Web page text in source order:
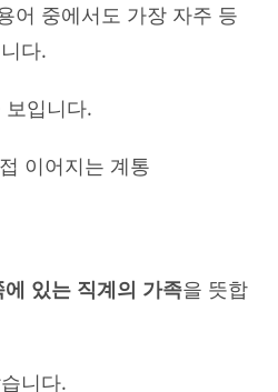
어 중에서도 가장 자주 등
다.
입니다.
이어지는 계통
있는 직계의 가족을 뜻합
니다.